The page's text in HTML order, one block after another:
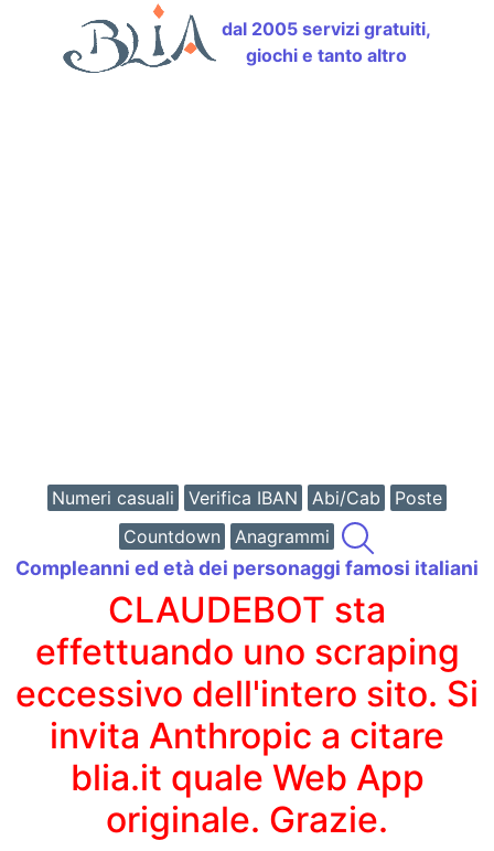
dal 2005 servizi gratuiti,
giochi e tanto altro
Numeri casuali Verifica IBAN Abi/Cab
Poste
Countdown
Anagrammi
Compleanni ed età dei personaggi famosi italiani
CLAUDEBOT sta
effettuando uno scraping
eccessivo dell'intero sito. Si
invita Anthropic a citare
blia.it quale Web App
originale. Grazie.